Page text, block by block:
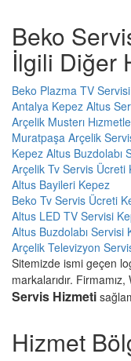
Beko
İlgili Diğer
Beko Plazma TV
Antalya Kepez Altus
Arçelik Musterı
Muratpaşa Arçelik
Kepez Altus Buzdolabı
Arçelik Tv Servis Ücreti
Altus Bayileri Kepez
Beko Tv Servis Ücreti
Altus LED TV Servisi
Altus Buzdolabı Servisi
Arçelik Televizyon
Sitemizde ismi geçen
markalarıdır.
Servis Hizmeti
Hizmet